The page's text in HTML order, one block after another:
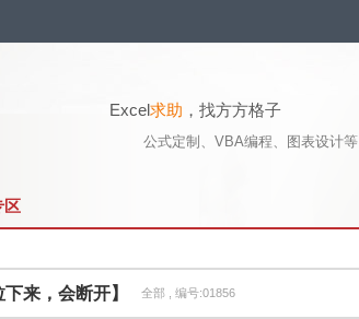
Excel求助 ，找方方格子
公式定制、VBA编程、图表设计等
区
来，会断开】 全部 , 编号:01856